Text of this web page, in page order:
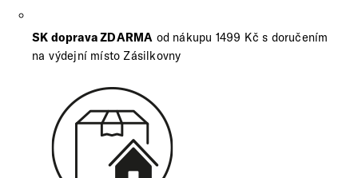
SK doprava ZDARMA od nákupu 1499 Kč s doručením
na výdejní místo Zásilkovny